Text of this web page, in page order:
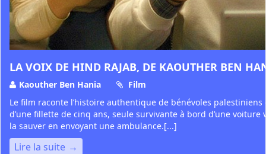
LA VOIX DE HIND RAJAB, DE KAOUTHER BEN
Kaouther Ben Hania
Film
Le film raconte l’histoire authentique de bénévoles
d’une fillette de cinq ans, seule survivante à bord d’une
la sauver en envoyant une ambulance.[...]
Lire la suite